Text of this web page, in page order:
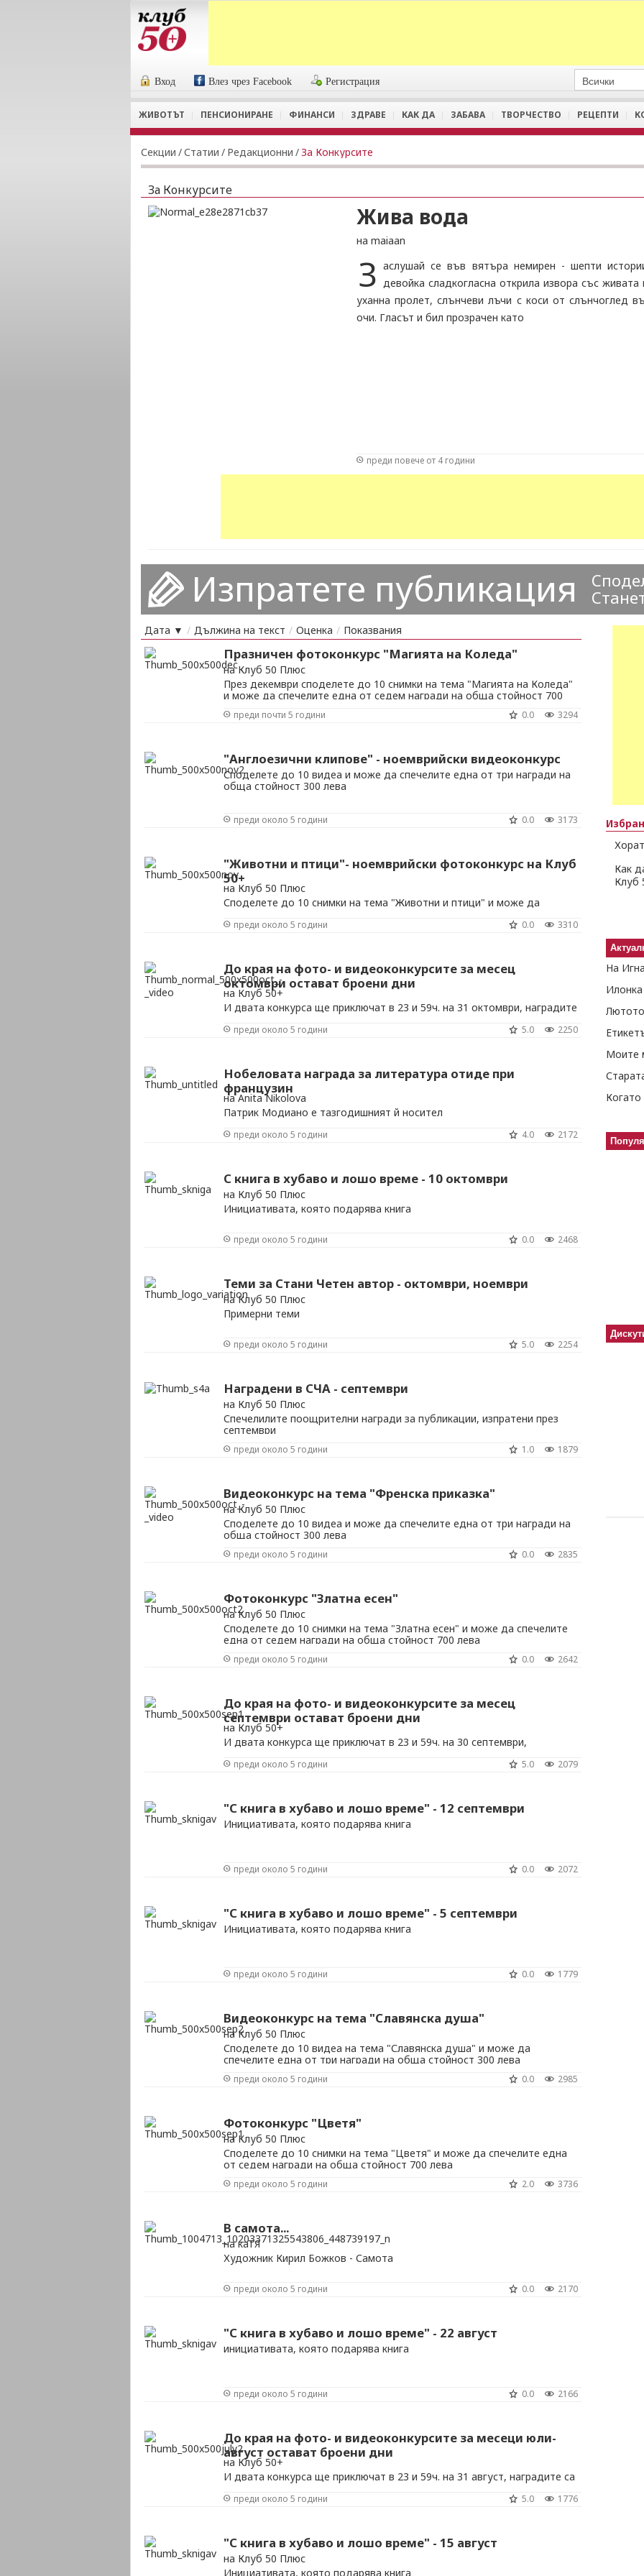
Вход Влез чрез Facebook Регистрация
ЖИВОТЪТ ПЕНСИОНИРАНЕ ФИНАНСИ ЗДРАВЕ КАК ДА ЗАБАВА ТВОРЧЕСТВО РЕЦЕПТИ
Секции /Статии / Редакционни /За Конкурсите
За Конкурсите
Жива вода
на maiaan
З аслушай се във вятъра немирен - шепти
девойка сладкогласна открила извора със
уханна пролет, слънчеви лъчи с коси от слънчоглед
очи. Гласът и бил прозрачен като
преди повече от 4 години
Изпратете публикация
Дата ▼ / Дължина на текст / Оценка / Показвания
Празничен фотоконкурс "Магията на Коледа"
на Клуб 50 Плюс
През декември споделете до 10 снимки на тема "Магията на Коледа"
и може да спечелите една от седем награди на обща стойност 700
преди почти 5 години 3294
0.0
"Англоезични клипове" - ноемврийски видеоконкурс
Споделете до 10 видеа и може да спечелите една от три награди на
обща стойност 300 лева
преди около 5 години 3173
0.0
"Животни и птици"- ноемврийски фотоконкурс на Клуб
50+
на Клуб 50 Плюс
Споделете до 10 снимки на тема "Животни и птици" и може да
преди около 5 години 3310
0.0
До края на фото- и видеоконкурсите за месец
октомври остават броени дни
на Клуб 50+
И двата конкурса ще приключат в 23 и 59ч. на 31 октомври, наградите
са 10 на обща стойност от 1000 лева.
преди около 5 години 2250
5.0
Нобеловата награда за литература отиде при
французин
на Anita Nikolova
Патрик Модиано е тазгодишният й носител
преди около 5 години 2172
4.0
С книга в хубаво и лошо време - 10 октомври
на Клуб 50 Плюс
Инициативата, която подарява книга
преди около 5 години 2468
0.0
Теми за Стани Четен автор - октомври, ноември
на Клуб 50 Плюс
Примерни теми
преди около 5 години 2254
5.0
Наградени в СЧА - септември
на Клуб 50 Плюс
Спечелилите поощрителни награди за публикации, изпратени през
септември
преди около 5 години 1879
1.0
Видеоконкурс на тема "Френска приказка"
на Клуб 50 Плюс
Споделете до 10 видеа и може да спечелите една от три награди на
обща стойност 300 лева
преди около 5 години 2835
0.0
Фотоконкурс "Златна есен"
на Клуб 50 Плюс
Споделете до 10 снимки на тема "Златна есен" и може да спечелите
една от седем награди на обща стойност 700 лева
преди около 5 години 2642
0.0
До края на фото- и видеоконкурсите за месец
септември остават броени дни
на Клуб 50+
И двата конкурса ще приключат в 23 и 59ч. на 30 септември,
наградите са 10 на обща стойност от 1000 лева.
преди около 5 години 2079
5.0
"С книга в хубаво и лошо време" - 12 септември
Инициативата, която подарява книга
преди около 5 години 2072
0.0
"С книга в хубаво и лошо време" - 5 септември
Инициативата, която подарява книга
преди около 5 години 1779
0.0
Видеоконкурс на тема "Славянска душа"
на Клуб 50 Плюс
Споделете до 10 видеа на тема "Славянска душа" и може да
спечелите една от три награди на обща стойност 300 лева
преди около 5 години 2985
0.0
Фотоконкурс "Цветя"
на Клуб 50 Плюс
Споделете до 10 снимки на тема "Цветя" и може да спечелите една
от седем награди на обща стойност 700 лева
преди около 5 години 3736
2.0
В самота...
на каТЯ
Художник Кирил Божков - Самота
преди около 5 години 2170
0.0
"С книга в хубаво и лошо време" - 22 август
инициативата, която подарява книга
преди около 5 години 2166
0.0
До края на фото- и видеоконкурсите за месеци юли-
август остават броени дни
на Клуб 50+
И двата конкурса ще приключат в 23 и 59ч. на 31 август, наградите са
17 на обща стойност от 2000 лева.
преди около 5 години 1776
5.0
"С книга в хубаво и лошо време" - 15 август
на Клуб 50 Плюс
Инициативата, която подарява книга
Как
Клуб
На
Илонка
Моите